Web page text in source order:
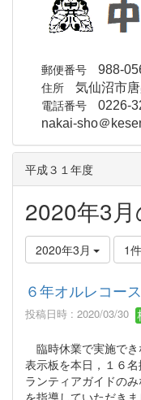
郵便番号 988-
住所 気仙沼市
電話番号 0226-
nakai-sho＠
平成３１年度
2020年3
2020年3月 1件
６年オルレコー
投稿日時 : 2020/03/30
臨時休業で実施で
表示板を本日，１６
ランティアガイドの
を指導していただきま